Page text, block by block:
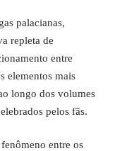
palacianas,
repleta de
entre
elementos mais
longo dos volumes
pelos fãs.
entre os